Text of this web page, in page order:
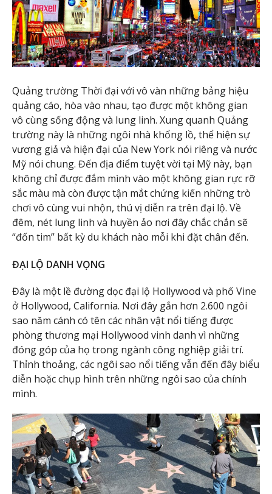
Quảng trường Thời đại với vô vàn những bảng hiệu
quảng cáo, hòa vào nhau, tạo được một không gian
vô cùng sống động và lung linh. Xung quanh Quảng
trường này là những ngôi nhà khổng lồ, thể hiện sự
vương giả và hiện đại của New York nói riêng và nước
Mỹ nói chung. Đến địa điểm tuyệt vời tại Mỹ này, bạn
không chỉ được đắm mình vào một không gian rực rỡ
sắc màu mà còn được tận mắt chứng kiến những trò
chơi vô cùng vui nhộn, thú vị diễn ra trên đại lộ. Về
đêm, nét lung linh và huyền ảo nơi đây chắc chắn sẽ
“đốn tim” bất kỳ du khách nào mỗi khi đặt chân đến.
ĐẠI LỘ DANH VỌNG
Đây là một lề đường dọc đại lộ Hollywood và phố Vine
ở Hollywood, California. Nơi đây gắn hơn 2.600 ngôi
sao năm cánh có tên các nhân vật nổi tiếng được
phòng thương mại Hollywood vinh danh vì những
đóng góp của họ trong ngành công nghiệp giải trí.
Thỉnh thoảng, các ngôi sao nổi tiếng vẫn đến đây biểu
diễn hoặc chụp hình trên những ngôi sao của chính
mình.